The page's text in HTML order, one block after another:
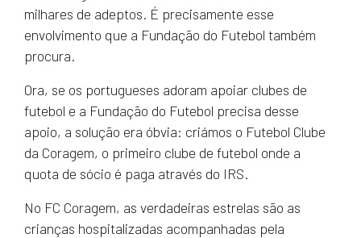
milhares de adeptos. É precisamente esse
envolvimento que a Fundação do Futebol também
procura.
Ora, se os portugueses adoram apoiar clubes de
futebol e a Fundação do Futebol precisa desse
apoio, a solução era óbvia: criámos o Futebol Clube
da Coragem, o primeiro clube de futebol onde a
quota de sócio é paga através do IRS.
No FC Coragem, as verdadeiras estrelas são as
crianças hospitalizadas acompanhadas pela